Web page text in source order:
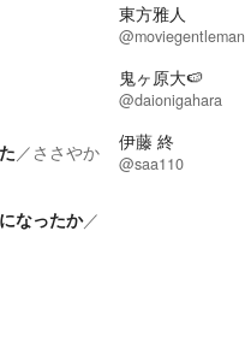
／ ささやか
なったか／
東方雅人
@moviegentleman
鬼ヶ原大🍉
@daionigahara
伊藤 終
@saa110